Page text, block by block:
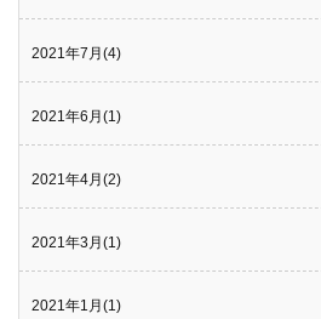
2021年7月(4)
2021年6月(1)
2021年4月(2)
2021年3月(1)
2021年1月(1)